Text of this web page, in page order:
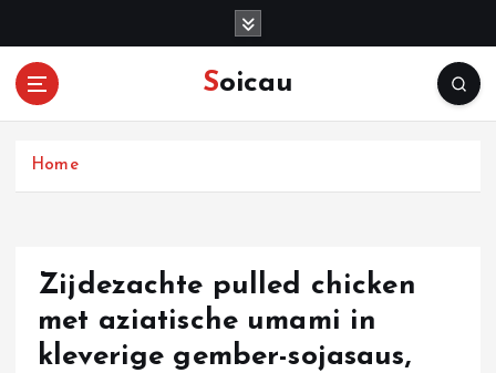
Soicau
Home
Zijdezachte pulled chicken
met aziatische umami in
kleverige gember-sojasaus,